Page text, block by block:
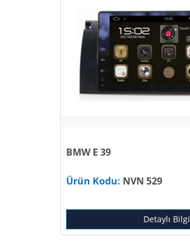
BMW E 39
Ürün Kodu: NVN 529
Detaylı Bilgi